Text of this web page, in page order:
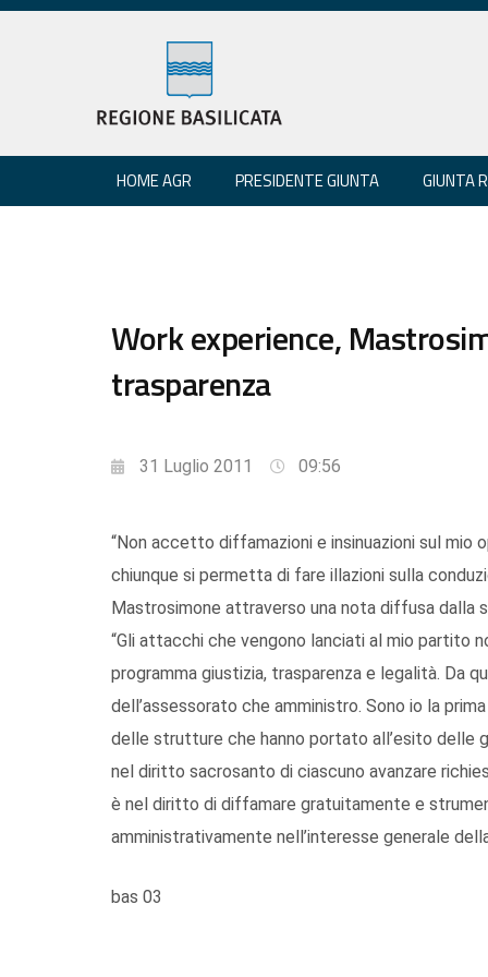
HOME AGR PRESIDENTE GIUNTA GIUNTA
Work experience,
trasparenza
31 Luglio 2011 09:56
“Non accetto diffamazioni e insinuazioni sul mio
chiunque si permetta di fare illazioni sulla
Mastrosimone attraverso una nota diffusa dalla
“Gli attacchi che vengono lanciati al mio partito
programma giustizia, trasparenza e legalità. Da
dell’assessorato che amministro. Sono io la
delle strutture che hanno portato all’esito delle
nel diritto sacrosanto di ciascuno avanzare
è nel diritto di diffamare gratuitamente e
amministrativamente nell’interesse generale
bas 03